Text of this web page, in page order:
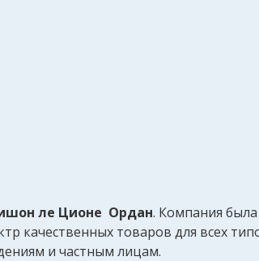
ле Ционе Ордан. Компания была
качественных товаров для всех
и частным лицам.